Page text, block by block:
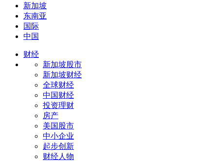
新加坡
东南亚
国际
中国
财经
新加坡股市
新加坡财经
全球财经
中国财经
投资理财
房产
美国股市
中小企业
起步创新
财经人物